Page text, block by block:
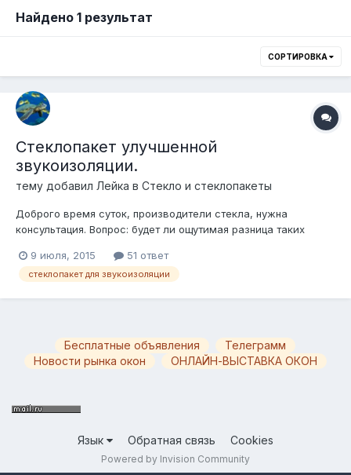
Найдено 1 результат
СОРТИРОВКА
Стеклопакет улучшенной
звукоизоляции.
тему добавил Лейка в Стекло и стеклопакеты
Доброго время суток, производители стекла, нужна
консультация. Вопрос: будет ли ощутимая разница таких
дистанционные рамки или одинаковые)? Сразу скажу,
вопросы теплопотерь не обсуждаются, не интересны (Ar,
9 июля, 2015 51 ответ
стеклопакет для звукоизоляции
Бесплатные объявления
Телеграмм
Новости рынка окон
ОНЛАЙН-ВЫСТАВКА ОКОН
Язык Обратная связь Cookies
Powered by Invision Community